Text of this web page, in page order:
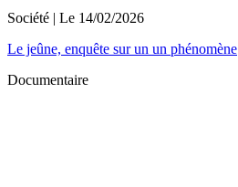
Société | Le 14/02/2026
Le jeûne, enquête sur un un phénomène
Documentaire